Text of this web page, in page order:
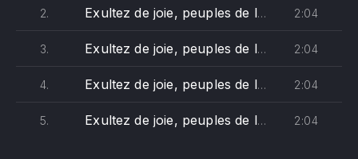
2. Exultez de joie, peuples de l'univers (soprane) 2:04
3. Exultez de joie, peuples de l'univers (alto) 2:04
4. Exultez de joie, peuples de l'univers (ténor) 2:04
5. Exultez de joie, peuples de l'univers (basse) 2:04